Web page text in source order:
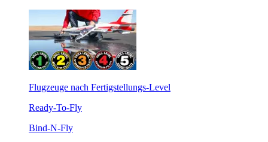
Flugzeuge nach Fertigstellungs-Level
Ready-To-Fly
Bind-N-Fly